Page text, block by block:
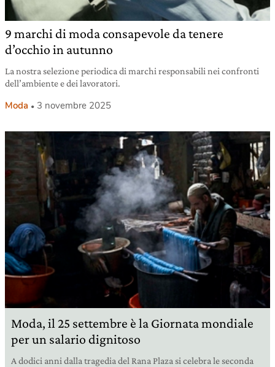
9 marchi di moda consapevole da tenere
d’occhio in autunno
La nostra selezione periodica di marchi responsabili nei confronti
dell’ambiente e dei lavoratori.
Moda 3 novembre 2025
Moda, il 25 settembre è la Giornata mondiale
per un salario dignitoso
A dodici anni dalla tragedia del Rana Plaza si celebra le seconda